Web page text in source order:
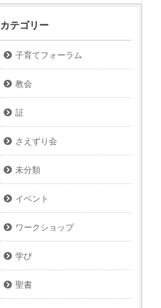
カテゴリー
子育てフォーラム
教会
証
さえずり会
未分類
イベント
ワークショップ
学び
聖書